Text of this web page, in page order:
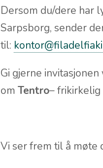
Dersom du/dere har
Sarpsborg, sender
til:
Gi gjerne
om Tentro– frikirkelig
Vi ser frem til å møte